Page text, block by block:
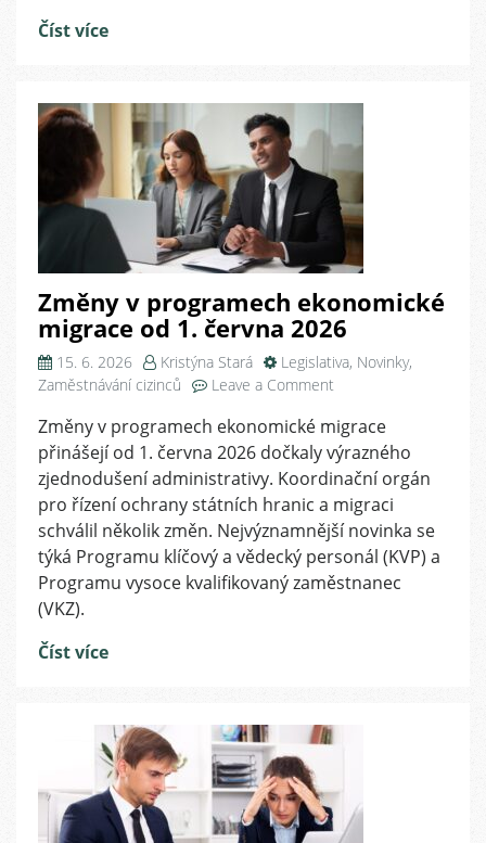
Číst více
Změny v programech ekonomické
migrace od 1. června 2026
15. 6. 2026 Kristýna Stará Legislativa, Novinky,
Zaměstnávání cizinců
Leave a Comment
v
programech
ekonomické
migrace
od
1.
června
2026
Změny v programech ekonomické migrace
přinášejí od 1. června 2026 dočkaly výrazného
zjednodušení administrativy. Koordinační orgán
pro řízení ochrany státních hranic a migraci
schválil několik změn. Nejvýznamnější novinka se
týká Programu klíčový a vědecký personál (KVP) a
Programu vysoce kvalifikovaný zaměstnanec
(VKZ).
Číst více